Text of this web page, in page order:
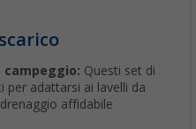
campeggio: Questi set di
per adattarsi ai lavelli da
affidabile